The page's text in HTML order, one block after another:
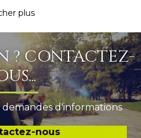
plus
? CONTACTEZ-
d'informations
nous